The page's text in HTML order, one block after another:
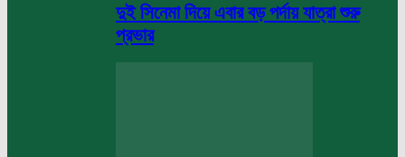
দুই সিনেমা দিয়ে এবার বড় পর্দায় যাত্রা শুরু
প্রভার